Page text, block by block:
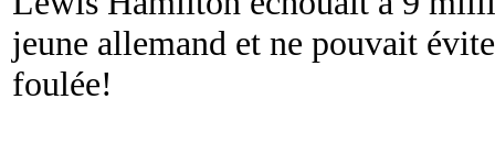
jeune allemand et ne pouvait
foulée!